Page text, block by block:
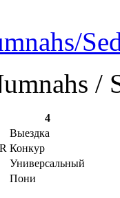
/
4
Выездка
Конкур
Универсальный
Пони